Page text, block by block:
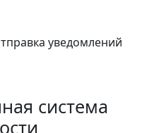
уведомлений
система